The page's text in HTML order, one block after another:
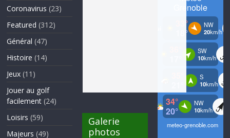
Coronavirus (23)
Featured (312)
Général (47)
Histoire (14)
Jeux (11)
Jouer au golf
facilement (24)
Loisirs (59)
Majeurs (49)
Galerie
photos